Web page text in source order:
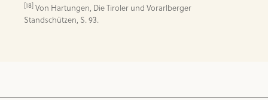
[18] Von Hartungen, Die Tiroler und Vorarlberger
Standschützen, S. 93.